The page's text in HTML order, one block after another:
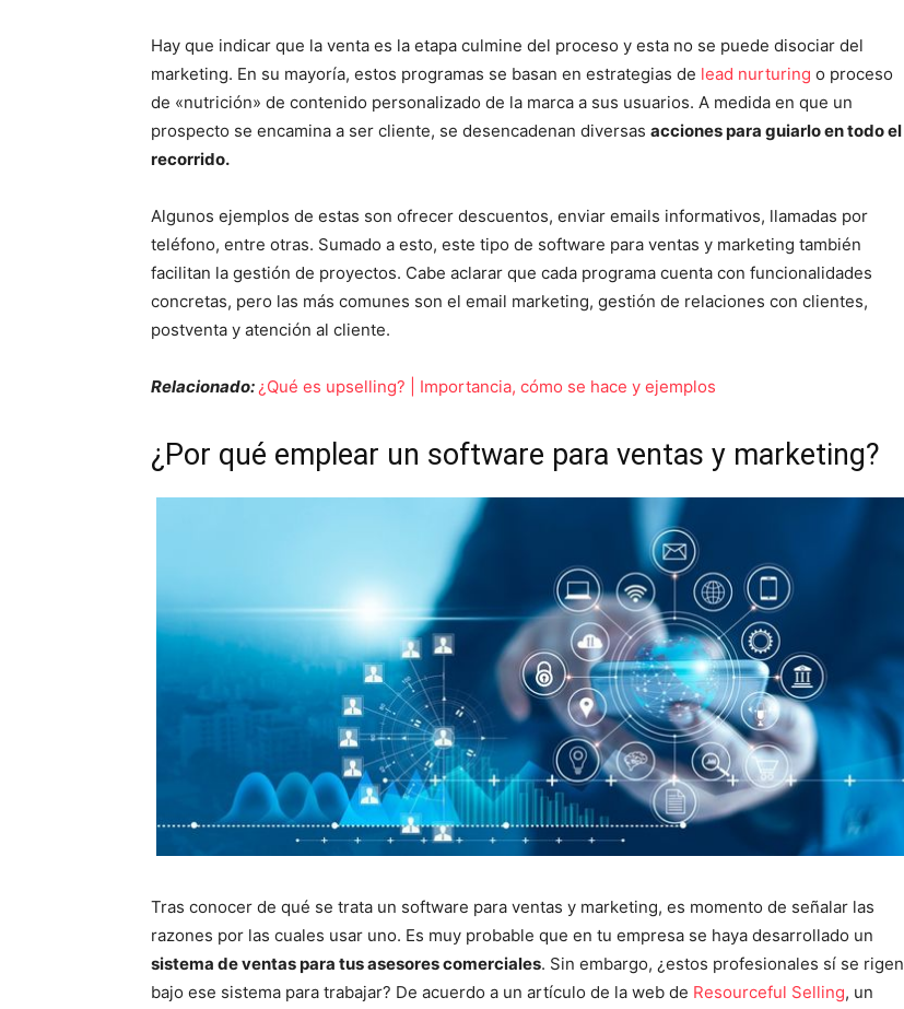
Hay que indicar que la venta es la etapa culmine del proceso y esta no se puede disociar del
marketing. En su mayoría, estos programas se basan en estrategias de lead nurturing o proceso
de «nutrición» de contenido personalizado de la marca a sus usuarios. A medida en que un
prospecto se encamina a ser cliente, se desencadenan diversas acciones para guiarlo en todo el
recorrido.
Algunos ejemplos de estas son ofrecer descuentos, enviar emails informativos, llamadas por
teléfono, entre otras. Sumado a esto, este tipo de software para ventas y marketing también
facilitan la gestión de proyectos. Cabe aclarar que cada programa cuenta con funcionalidades
concretas, pero las más comunes son el email marketing, gestión de relaciones con clientes,
postventa y atención al cliente.
Relacionado:¿Qué es upselling? | Importancia, cómo se hace y ejemplos
¿Por qué emplear un software para ventas y marketing?
Tras conocer de qué se trata un software para ventas y marketing, es momento de señalar las
razones por las cuales usar uno. Es muy probable que en tu empresa se haya desarrollado un
sistema de ventas para tus asesores comerciales. Sin embargo, ¿estos profesionales sí se rigen
bajo ese sistema para trabajar? De acuerdo a un artículo de la web de Resourceful Selling, un